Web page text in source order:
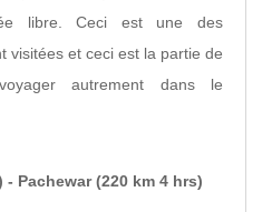
libre. Ceci est une des
visitées et ceci est la partie de
autrement dans le
- Pachewar (220 km 4 hrs)